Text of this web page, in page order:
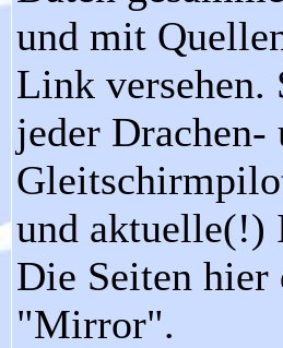
und mit
Link versehen.
jeder Drachen-
und aktuelle(!)
Die Seiten hier
"Mirror".